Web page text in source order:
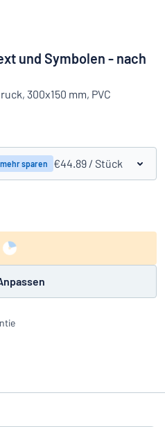
und Symbolen - nach
300x150 mm, PVC
sparen €44.89 / Stück